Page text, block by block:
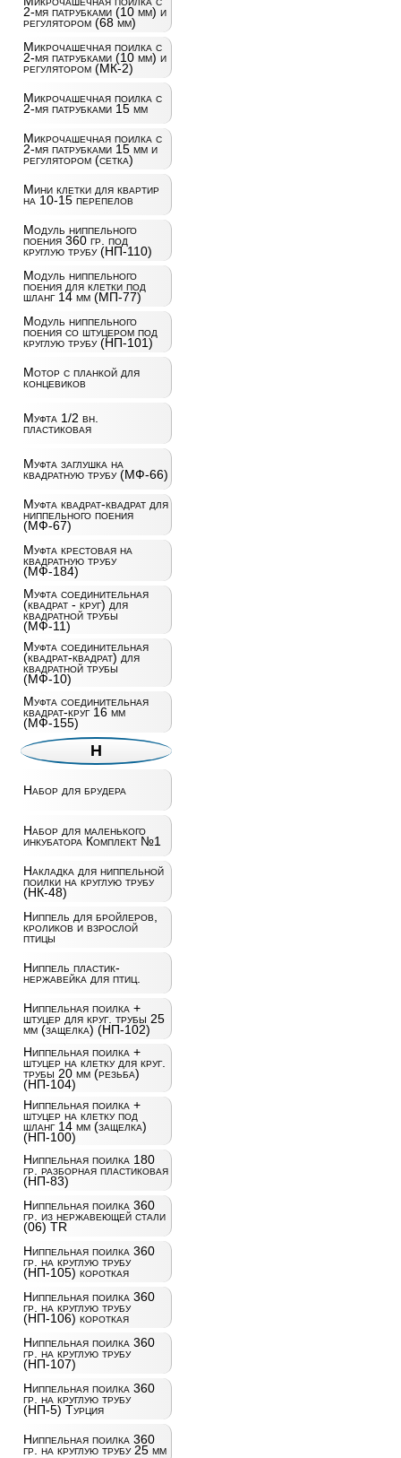
2-мя патрубками (10 мм) и
регулятором (68 мм)
Микрочашечная поилка с
2-мя патрубками (10 мм) и
регулятором (МК-2)
Микрочашечная поилка с
2-мя патрубками 15 мм
Микрочашечная поилка с
2-мя патрубками 15 мм и
регулятором (сетка)
Мини клетки для квартир
на 10-15 перепелов
Модуль ниппельного
поения 360 гр. под
круглую трубу (НП-110)
Модуль ниппельного
поения для клетки под
шланг 14 мм (МП-77)
Модуль ниппельного
поения со штуцером под
круглую трубу (НП-101)
Мотор с планкой для
концевиков
Муфта 1/2 вн.
пластиковая
Муфта заглушка на
квадратную трубу (МФ-66)
Муфта квадрат-квадрат для
ниппельного поения
(МФ-67)
Муфта крестовая на
квадратную трубу
(МФ-184)
Муфта соединительная
(квадрат - круг) для
квадратной трубы
(МФ-11)
Муфта соединительная
(квадрат-квадрат) для
квадратной трубы
(МФ-10)
Муфта соединительная
квадрат-круг 16 мм
(МФ-155)
Н
Набор для брудера
Набор для маленького
инкубатора Комплект №1
Накладка для ниппельной
поилки на круглую трубу
(НК-48)
Ниппель для бройлеров,
кроликов и взрослой
птицы
Ниппель пластик-
нержавейка для птиц.
Ниппельная поилка +
штуцер для круг. трубы 25
мм (защелка) (НП-102)
Ниппельная поилка +
штуцер на клетку для круг.
трубы 20 мм (резьба)
(НП-104)
Ниппельная поилка +
штуцер на клетку под
шланг 14 мм (защелка)
(НП-100)
Ниппельная поилка 180
гр. разборная пластиковая
(НП-83)
Ниппельная поилка 360
гр. из нержавеющей стали
(06) TR
Ниппельная поилка 360
гр. на круглую трубу
(НП-105) короткая
Ниппельная поилка 360
гр. на круглую трубу
(НП-106) короткая
Ниппельная поилка 360
гр. на круглую трубу
(НП-107)
Ниппельная поилка 360
гр. на круглую трубу
(НП-5) Турция
Ниппельная поилка 360
гр. на круглую трубу 25 мм